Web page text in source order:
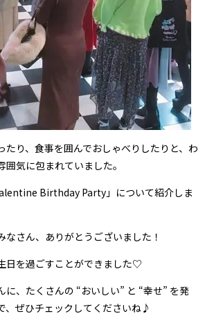
たり、食事を囲んでおしゃべりしたりと、わ
気に包まれていました。
Birthday Party」について紹介しま
なさん、ありがとうございました！
日を過ごすことができました♡
に、たくさんの “おいしい” と “幸せ” を発
、ぜひチェックしてくださいね♪